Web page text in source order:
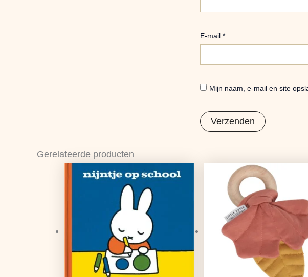
E-mail *
Mijn naam, e-mail en site
Gerelateerde producten
Oorspronkelijke
prijs
was:
€7,95.
Huidige
prijs
€6,28.